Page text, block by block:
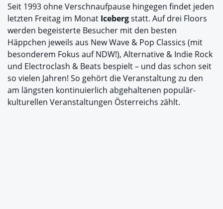
Seit 1993 ohne Verschnaufpause hingegen findet jeden
letzten Freitag im Monat Icebergstatt. Auf drei Floors
werden begeisterte Besucher mit den besten
Häppchen jeweils aus New Wave & Pop Classics (mit
besonderem Fokus auf NDW!), Alternative & Indie Rock
und Electroclash & Beats bespielt – und das schon seit
so vielen Jahren! So gehört die Veranstaltung zu den
am längsten kontinuierlich abgehaltenen populär-
kulturellen Veranstaltungen Österreichs zählt.